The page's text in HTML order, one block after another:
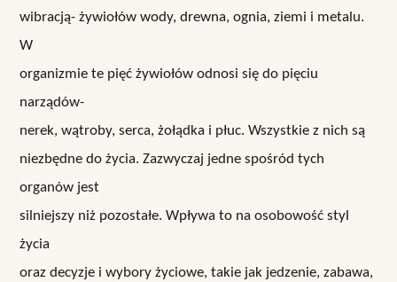
wibracją- żywiołów wody, drewna, ognia, ziemi i metalu.
W
organizmie te pięć żywiołów odnosi się do pięciu
narządów-
nerek, wątroby, serca, żołądka i płuc. Wszystkie z nich są
niezbędne do życia. Zazwyczaj jedne spośród tych
organów jest
silniejszy niż pozostałe. Wpływa to na osobowość styl
życia
oraz decyzje i wybory życiowe, takie jak jedzenie, zabawa,